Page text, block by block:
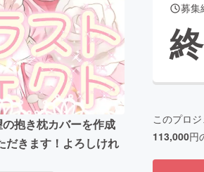
for Social GoodCAMPFIRE Creation
ふるさと納税machi-yaコミュニティ
抱き枕カバーを作成
だきます！よろしけれ
募集
このプロジ
113,000円